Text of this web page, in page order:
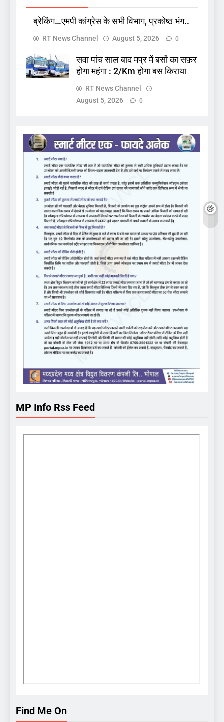
ब्रेकिंग…एमपी कांग्रेस के सभी विभाग, प्रकोष्ठ भंग..
RT News Channel August 5, 2026 0
सवा पांच साल बाद मप्र में बसों का सफ़र
होगा महंगा : 2/Km होगा बस किराया
RT News Channel
August 5, 2026
0
MP Info Rss Feed
Find Me On